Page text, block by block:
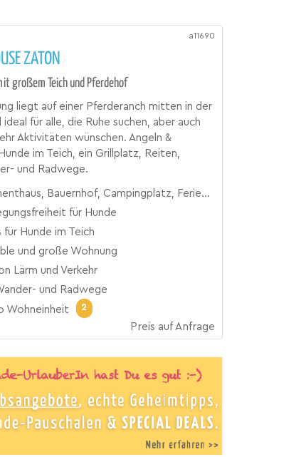
a11690
ZATON
großem Teich und Pferdehof
liegt auf einer Pferderanch mitten in der
ideal für alle, die Ruhe suchen, aber auch
Aktivitäten wünschen. Angeln &
im Teich, ein Grillplatz, Reiten,
und Radwege.
Bauernhof, Campingplatz, Ferienhof, Ferienwohnung, Landgut, Reiterhof
für Hunde
für Hunde im Teich
und große Wohnung
Lärm und Verkehr
und Radwege
Wohneinheit
2
Preis auf Anfrage